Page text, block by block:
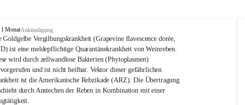
MonatAnkündigung
Goldgelbe Vergilbungskrankheit (Grapevine flavescence dorée,
ist eine meldepflichtige Quarantänekrankheit von Weinreben.
wird durch zellwandlose Bakterien (Phytoplasmen)
und ist nicht heilbar. Vektor dieser gefährlichen
ist die Amerikanische Rebzikade (ARZ). Die Übertragung
durch Anstechen der Reben in Kombination mit einer